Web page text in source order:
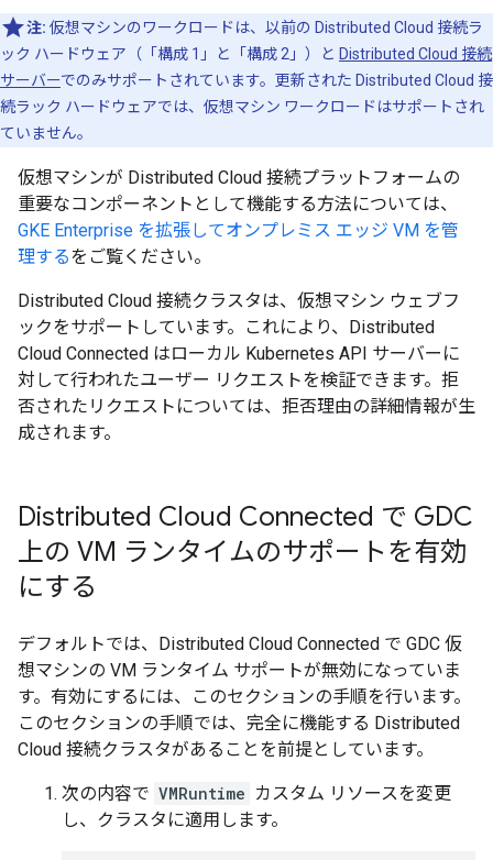
注: 仮想マシンのワークロードは、以前の Distributed Cloud 接続ラ
ック ハードウェア（「構成 1」と「構成 2」）と Distributed Cloud 接続
サーバーでのみサポートされています。更新された Distributed Cloud 接
続ラック ハードウェアでは、仮想マシン ワークロードはサポートされ
ていません。
仮想マシンが Distributed Cloud 接続プラットフォームの
重要なコンポーネントとして機能する方法については、
GKE Enterprise を拡張してオンプレミス エッジ VM を管
理するをご覧ください。
Distributed Cloud 接続クラスタは、仮想マシン ウェブフ
ックをサポートしています。これにより、Distributed
Cloud Connected はローカル Kubernetes API サーバーに
対して行われたユーザー リクエストを検証できます。拒
否されたリクエストについては、拒否理由の詳細情報が生
成されます。
Distributed Cloud Connected で GDC
上の VM ランタイムのサポートを有効
にする
デフォルトでは、Distributed Cloud Connected で GDC 仮
想マシンの VM ランタイム サポートが無効になっていま
す。有効にするには、このセクションの手順を行います。
このセクションの手順では、完全に機能する Distributed
Cloud 接続クラスタがあることを前提としています。
次の内容で VMRuntime カスタム リソースを変更
し、クラスタに適用します。